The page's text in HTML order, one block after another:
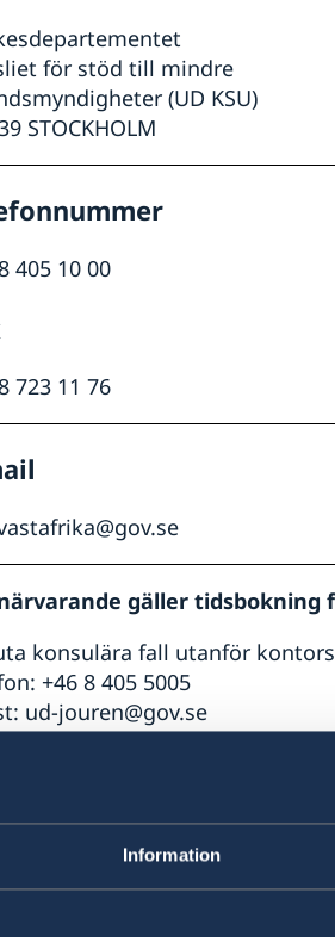
Information
för stöd till mindre
(UD KSU)
STOCKHOLM
405 10 00
723 11 76
gäller tidsbokning
konsulära fall utanför
+46 8 405 5005
ud-jouren@gov.se
ansökan om ordinarie svenskt
Abuja
om provisoriskt pass